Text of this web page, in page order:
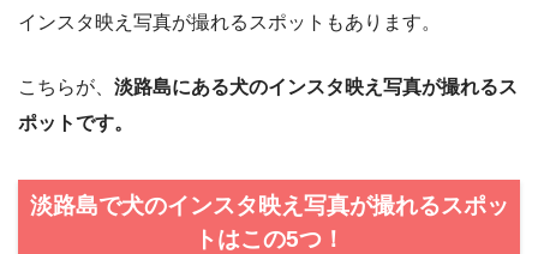
インスタ映え写真が撮れるスポットもあります。
こちらが、 淡路島にある犬のインスタ映え写真が撮れるス
ポットです。
淡路島で犬のインスタ映え写真が撮れるスポッ
トはこの5つ！